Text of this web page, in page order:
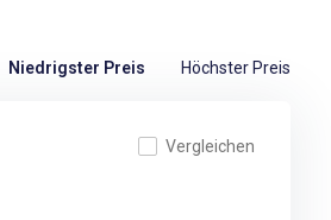
Niedrigster Preis Höchster Preis
Vergleichen